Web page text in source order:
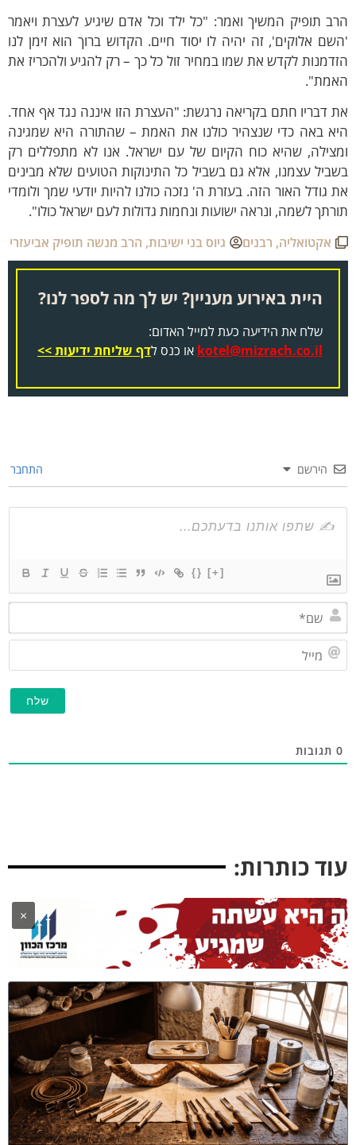
תופיק המשיך ואמר: "כל ילד וכל אדם שיגיע לעצרת ויאמר
אלוקים', זה יהיה לו יסוד חיים. הקדוש ברוך הוא זימן לנו
לקדש את שמו במחיר זול כל כך – רק להגיע ולהכריז את
דבריו חתם בקריאה נרגשת: "העצרת הזו איננה נגד אף אחד.
באה כדי שנצהיר כולנו את האמת – שהתורה היא שמגינה
שהיא כוח הקיום של עם ישראל. אנו לא מתפללים רק
עצמנו, אלא גם בשביל כל התינוקות הטועים שלא מבינים
גודל האור הזה. בעזרת ה' נזכה כולנו להיות יודעי שמך ולומדי
לשמה, ונראה ישועות ונחמות גדולות לעם ישראל כולו".
אקטואליה,רבנים גיוס בני ישיבות,הרב מנשה תופיק אביעזרי
היית באירוע מעניין? יש לך מה לספר לנו?
שלח את הידיעה כעת למייל האדום:
kotel@mizrach.co.ilאו כנס לדף שליחת ידיעות >>
הירשם התחבר
{}
תגובות
כותרות:
×